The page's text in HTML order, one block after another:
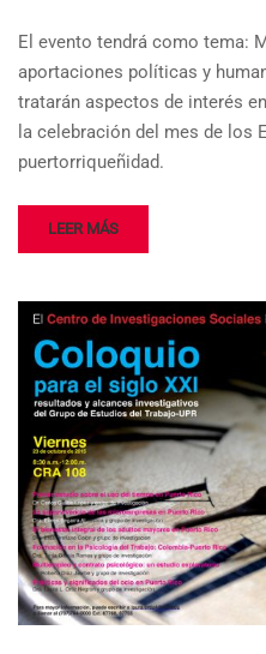
El evento tendrá como tema:
aportaciones políticas y
tratarán aspectos de interés
la celebración del mes de los
puertorriqueñidad.
LEER MÁS